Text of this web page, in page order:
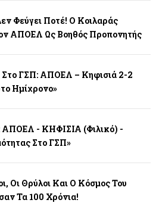
Φεύγει Ποτέ! Ο Κοιλαράς
ΑΠΟΕΛ Ως Βοηθός Προπονητής
Στο ΓΣΠ: ΑΠΟΕΛ – Κηφισιά 2-2
Ημίχρονο»
ΑΠΟΕΛ - ΚΗΦΙΣΙΑ (φιλικό) -
Στο ΓΣΠ»
Οι Θρύλοι Και Ο Κόσμος Του
Τα 100 Χρόνια!